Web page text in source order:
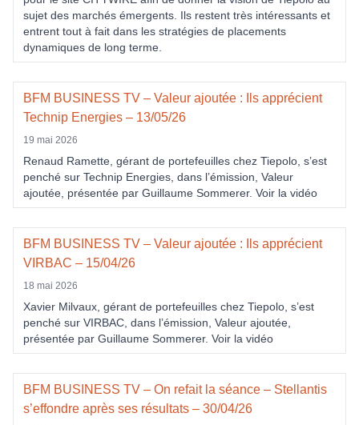
sujet des marchés émergents. Ils restent très intéressants et
entrent tout à fait dans les stratégies de placements
dynamiques de long terme.
BFM BUSINESS TV – Valeur ajoutée : Ils apprécient
Technip Energies – 13/05/26
19 mai 2026
Renaud Ramette, gérant de portefeuilles chez Tiepolo, s’est
penché sur Technip Energies, dans l’émission, Valeur
ajoutée, présentée par Guillaume Sommerer. Voir la vidéo
BFM BUSINESS TV – Valeur ajoutée : Ils apprécient
VIRBAC – 15/04/26
18 mai 2026
Xavier Milvaux, gérant de portefeuilles chez Tiepolo, s’est
penché sur VIRBAC, dans l’émission, Valeur ajoutée,
présentée par Guillaume Sommerer. Voir la vidéo
BFM BUSINESS TV – On refait la séance – Stellantis
s’effondre après ses résultats – 30/04/26